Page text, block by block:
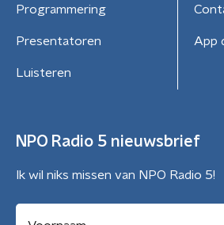
Programmering
Presentatoren
Luisteren
App
NPO Radio 5 nieuwsbrief
Ik wil niks missen van NPO Radio 5!